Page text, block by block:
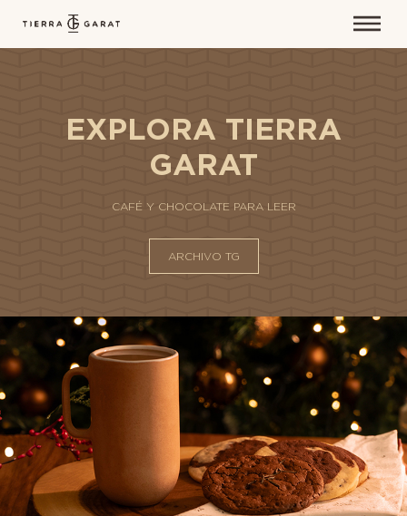
EXPLORA TIERRA
GARAT
CAFÉ Y CHOCOLATE PARA LEER
ARCHIVO TG